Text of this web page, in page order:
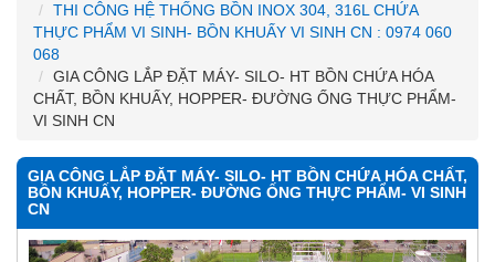
THI CÔNG HỆ THỐNG BỒN INOX 304, 316L CHỨA
THỰC PHẨM VI SINH- BỒN KHUẤY VI SINH CN : 0974 060
068
GIA CÔNG LẮP ĐẶT MÁY- SILO- HT BỒN CHỨA HÓA
CHẤT, BỒN KHUẤY, HOPPER- ĐƯỜNG ỐNG THỰC PHẨM-
VI SINH CN
GIA CÔNG LẮP ĐẶT MÁY- SILO- HT BỒN CHỨA HÓA CHẤT,
BỒN KHUẤY, HOPPER- ĐƯỜNG ỐNG THỰC PHẨM- VI SINH
CN